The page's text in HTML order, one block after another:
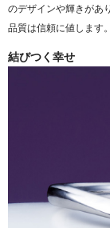
のデザインや輝きがあ
品質は信頼に値します。
結びつく幸せ